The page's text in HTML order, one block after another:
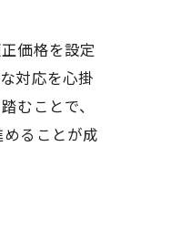
価格を設定
対応を心掛
むことで、
ることが成